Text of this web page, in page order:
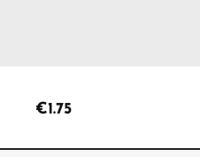
€1.75